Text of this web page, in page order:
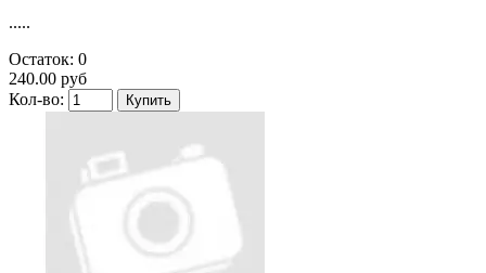
.....
Остаток: 0
240.00 руб
Кол-во: